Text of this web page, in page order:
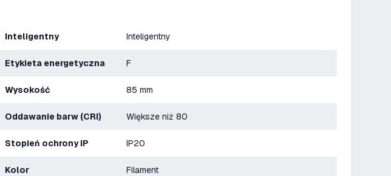
Inteligentny Inteligentny
Etykieta energetyczna F
Wysokość 85 mm
Oddawanie barw (CRI) Większe niż 80
Stopień ochrony IP IP20
Kolor Filament